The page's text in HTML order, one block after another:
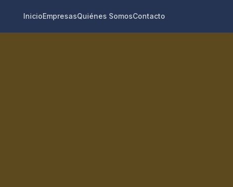
InicioEmpresasQuiénes SomosContacto